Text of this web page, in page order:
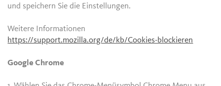
und speichern Sie die Einstellungen.
Weitere Informationen
https://support.mozilla.org/de/kb/Cookies-blockieren
Google Chrome